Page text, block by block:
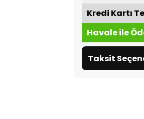
Kredi Kartı
Havale ile
Taksit